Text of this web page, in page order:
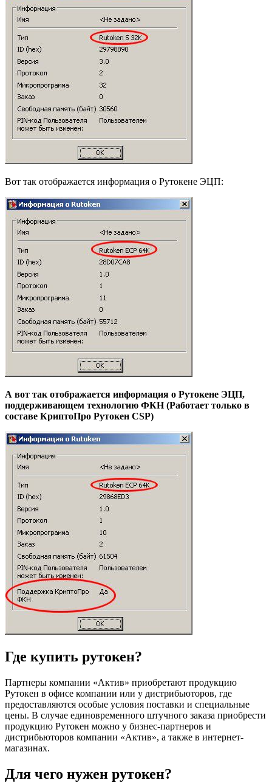
Вот так отображается информация о Рутокене ЭЦП:
А вот так отображается информация о Рутокене ЭЦП,
поддерживающем технологию ФКН (Работает только в
составе КриптоПро Рутокен CSP)
Где купить рутокен?
Партнеры компании «Актив» приобретают продукцию
Рутокен в офисе компании или у дистрибьюторов, где
предоставляются особые условия поставки и специальные
цены. В случае единовременного штучного заказа приобрести
продукцию Рутокен можно у бизнес-партнеров и
дистрибьюторов компании «Актив», а также в интернет-
магазинах.
Для чего нужен рутокен?